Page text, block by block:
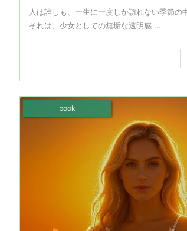
人は誰しも、一生に一度しか訪れない季節の
それは、少女としての無垢な透明感 ...
book